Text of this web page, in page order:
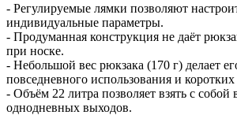
- Регулируемые лямки позволяют
индивидуальные параметры.
- Продуманная конструкция не даёт
при носке.
- Небольшой вес рюкзака (170 г) делает
повседневного использования и
- Объём 22 литра позволяет взять с собой
однодневных выходов.